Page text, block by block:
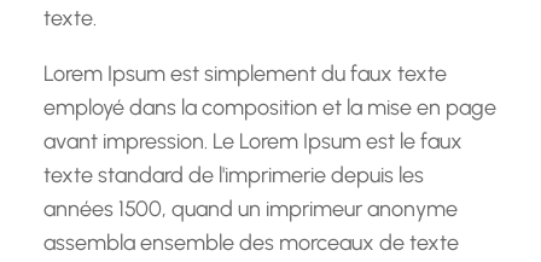
texte.
Lorem Ipsum est simplement du faux texte
employé dans la composition et la mise en page
avant impression. Le Lorem Ipsum est le faux
texte standard de l'imprimerie depuis les
années 1500, quand un imprimeur anonyme
assembla ensemble des morceaux de texte